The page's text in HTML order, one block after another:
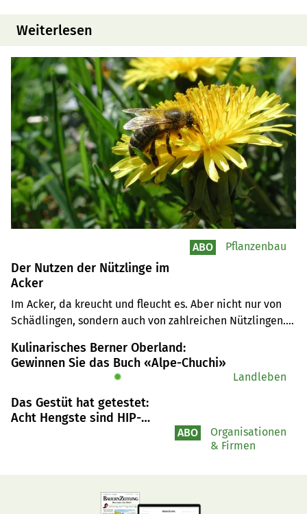
Weiterlesen
Der Nutzen der Nützlinge im
Acker
Im Acker, da kreucht und fleucht es. Aber nicht nur von
Schädlingen, sondern auch von zahlreichen Nützlingen.
bewirken die natürlich vorkommenden Nützlinge beim
Pflanzenschutz?
ABO Pflanzenbau
Kulinarisches Berner Oberland:
Gewinnen Sie das Buch «Alpe-Chuchi»
✹ Landleben
Das Gestüt hat getestet:
Acht Hengste sind HIP-
ABO
Organisationen
& Firmen